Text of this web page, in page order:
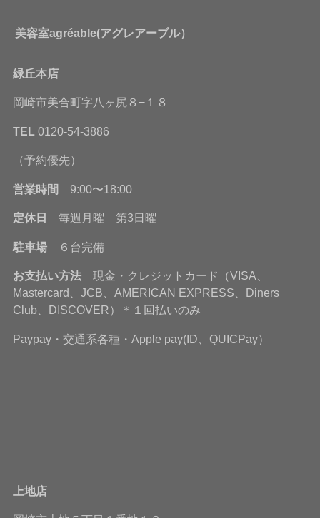
美容室agréable(アグレアーブル）
緑丘本店
岡崎市美合町字八ヶ尻８−１８
TEL 0120-54-3886
（予約優先）
営業時間 9:00〜18:00
定休日 毎週月曜 第3日曜
駐車場 ６台完備
お支払い方法現金・クレジットカード（VISA、
Mastercard、JCB、AMERICAN EXPRESS、Diners
Club、DISCOVER）＊１回払いのみ
Paypay・交通系各種・Apple pay(ID、QUICPay）
上地店